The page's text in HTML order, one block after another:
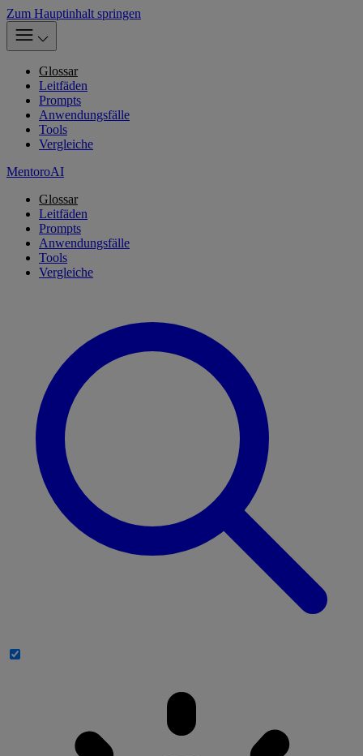
Zum Hauptinhalt springen
Glossar
Leitfäden
Prompts
Anwendungsfälle
Tools
Vergleiche
MentoroAI
Glossar
Leitfäden
Prompts
Anwendungsfälle
Tools
Vergleiche